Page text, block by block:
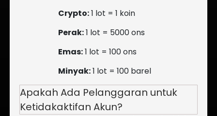
Crypto:1 lot = 1 koin
Perak:1 lot = 5000 ons
Emas:1 lot = 100 ons
Minyak:1 lot = 100 barel
Apakah Ada Pelanggaran untuk
Ketidakaktifan Akun?